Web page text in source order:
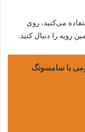
می‌کنید، روی
با سامسونگ